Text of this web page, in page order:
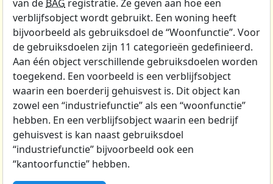
van de BAG registratie. Ze geven aan hoe een
verblijfsobject wordt gebruikt. Een woning heeft
bijvoorbeeld als gebruiksdoel de “Woonfunctie”. Voor
de gebruiksdoelen zijn 11 categorieën gedefinieerd.
Aan één object verschillende gebruiksdoelen worden
toegekend. Een voorbeeld is een verblijfsobject
waarin een boerderij gehuisvest is. Dit object kan
zowel een “industriefunctie” als een “woonfunctie”
hebben. En een verblijfsobject waarin een bedrijf
gehuisvest is kan naast gebruiksdoel
“industriefunctie” bijvoorbeeld ook een
“kantoorfunctie” hebben.